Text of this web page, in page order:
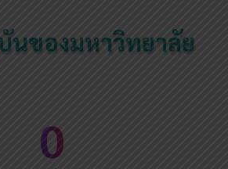
นของมหาวิทยาลัย
3